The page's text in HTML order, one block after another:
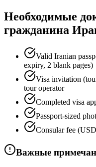
Необходимые
гражданина
Valid Iranian
expiry, 2 blank pages)
Visa invitation
tour operator
Completed visa
Passport-sized
Consular fee
Важные